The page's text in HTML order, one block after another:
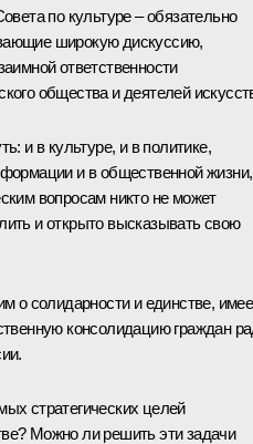
по культуре – обязательно
широкую дискуссию,
ответственности
общества и деятелей
и в культуре, и в политике,
и в общественной жизни,
вопросам никто не может
и открыто высказывать свою
о солидарности и единстве,
консолидацию граждан
стратегических целей
Можно ли решить эти задачи